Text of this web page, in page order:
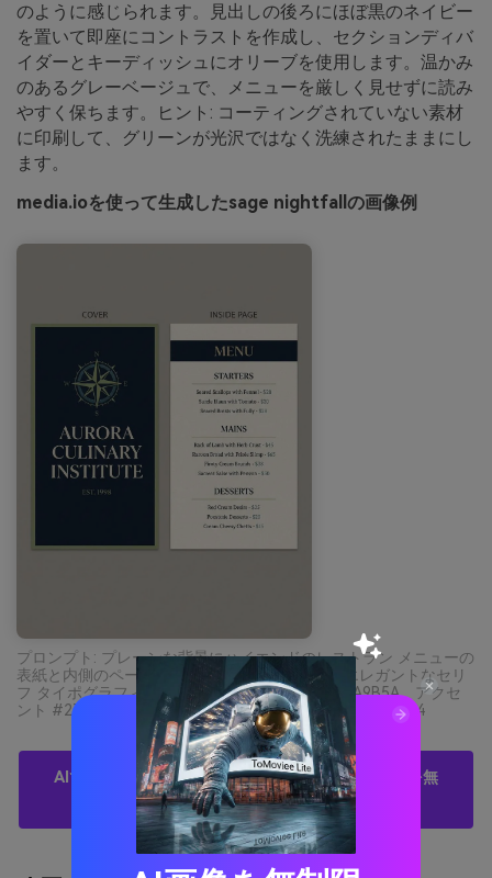
のように感じられます。見出しの後ろにほぼ黒のネイビー
を置いて即座にコントラストを作成し、セクションディバ
イダーとキーディッシュにオリーブを使用します。温かみ
のあるグレーベージュで、メニューを厳しく見せずに読み
やすく保ちます。ヒント: コーティングされていない素材
に印刷して、グリーンが光沢ではなく洗練されたままにし
ます。
media.ioを使って生成したsage nightfallの画像例
プロンプト: プレーンな背景にハイエンドのレストラン メニューの
表紙と内側のページのグラフィック デザイン、エレガントなセリ
フ タイポグラフィ、支配的な色 #101A2B と #8A9B5A、アクセ
ント #274B63 と #D7D2C4、最小限のレイアウト --ar 3:4
AIでブルーオリーブグリーンのパレットビジュアルを無
料で作成